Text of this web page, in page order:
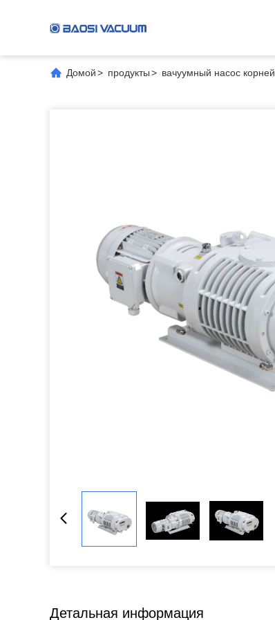
Домой> продукты> вачуумный насос корней
Детальная информация